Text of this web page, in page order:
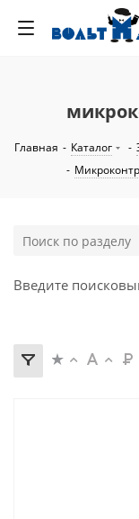
Главная - Каталог -
-
Введите